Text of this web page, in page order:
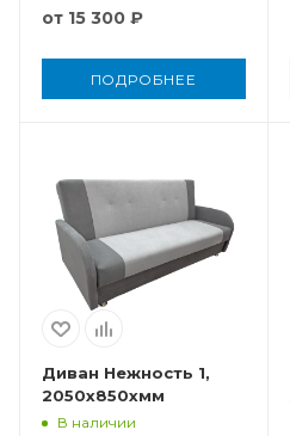
от 15 300 ₽
ПОДРОБНЕЕ
Диван Нежность 1,
2050x850xмм
В наличии